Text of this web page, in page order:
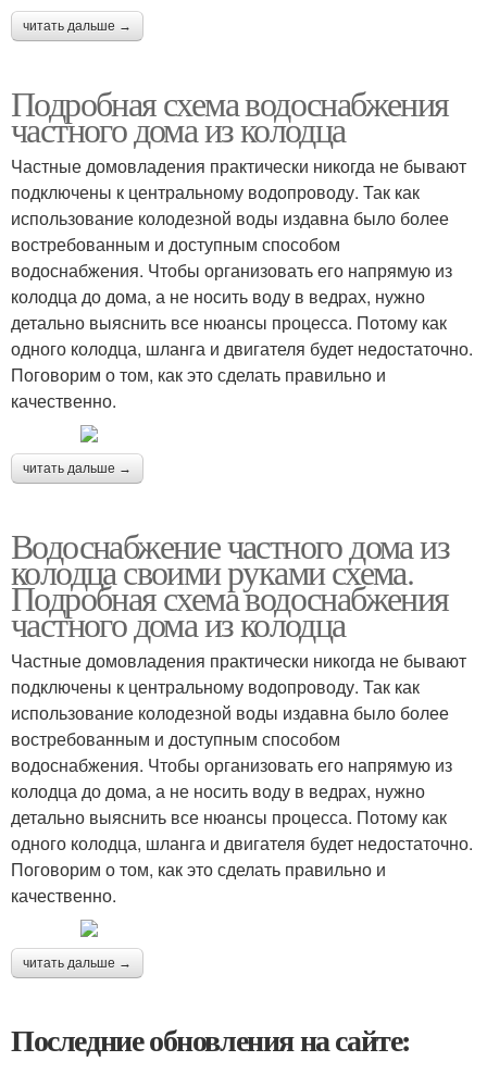
читать дальше →
Подробная схема водоснабжения
частного дома из колодца
Частные домовладения практически никогда не бывают
подключены к центральному водопроводу. Так как
использование колодезной воды издавна было более
востребованным и доступным способом
водоснабжения. Чтобы организовать его напрямую из
колодца до дома, а не носить воду в ведрах, нужно
детально выяснить все нюансы процесса. Потому как
одного колодца, шланга и двигателя будет недостаточно.
Поговорим о том, как это сделать правильно и
качественно.
читать дальше →
Водоснабжение частного дома из
колодца своими руками схема.
Подробная схема водоснабжения
частного дома из колодца
Частные домовладения практически никогда не бывают
подключены к центральному водопроводу. Так как
использование колодезной воды издавна было более
востребованным и доступным способом
водоснабжения. Чтобы организовать его напрямую из
колодца до дома, а не носить воду в ведрах, нужно
детально выяснить все нюансы процесса. Потому как
одного колодца, шланга и двигателя будет недостаточно.
Поговорим о том, как это сделать правильно и
качественно.
читать дальше →
Последние обновления на сайте: